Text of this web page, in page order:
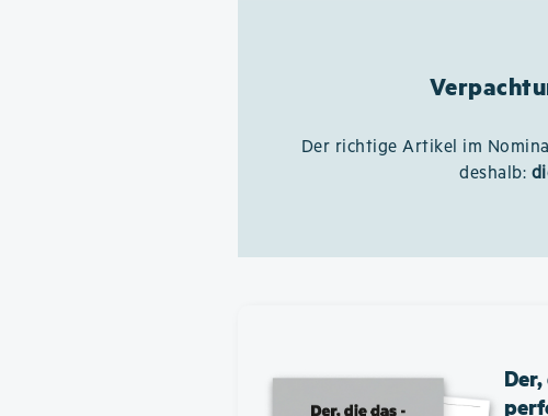
Der richtige Artikel im
deshalb: